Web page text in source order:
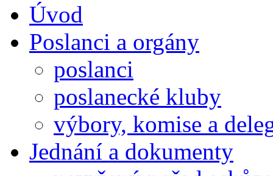
Úvod
Poslanci a orgány
poslanci
poslanecké kluby
výbory, komise a
Jednání a dokumenty